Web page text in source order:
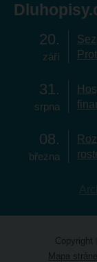
20
září
31
srpna
08
března
Copyright
Mapa